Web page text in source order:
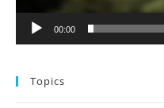
00:00
Topics